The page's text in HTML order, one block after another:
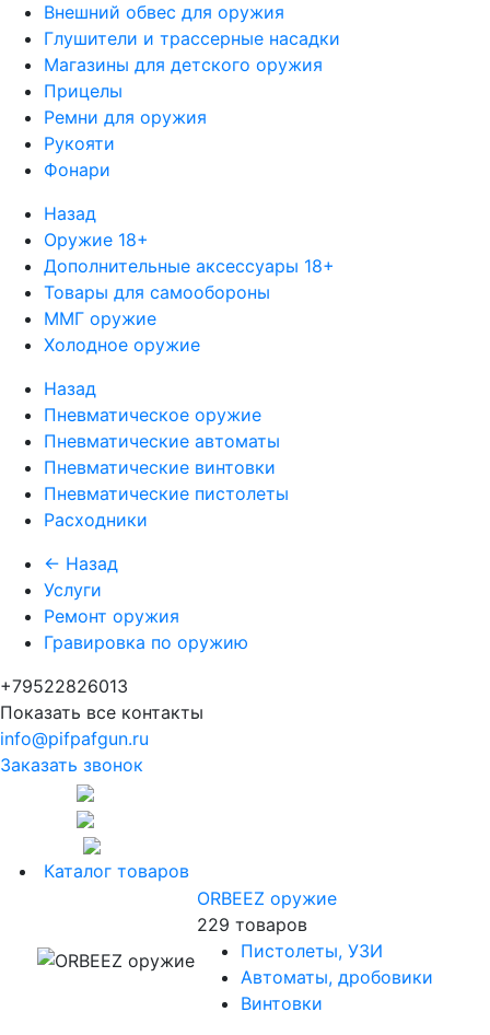
Внешний обвес для оружия
Глушители и трассерные насадки
Магазины для детского оружия
Прицелы
Ремни для оружия
Рукояти
Фонари
Назад
Оружие 18+
Дополнительные аксессуары 18+
Товары для самообороны
ММГ оружие
Холодное оружие
Назад
Пневматическое оружие
Пневматические автоматы
Пневматические винтовки
Пневматические пистолеты
Расходники
← Назад
Услуги
Ремонт оружия
Гравировка по оружию
+79522826013
Показать все контакты
info@pifpafgun.ru
Заказать звонок
Каталог товаров
ORBEEZ оружие
229 товаров
Пистолеты, УЗИ
Автоматы, дробовики
Винтовки